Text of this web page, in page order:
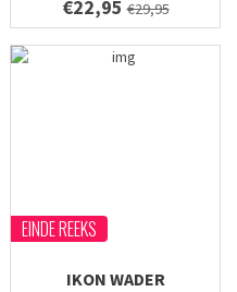
€22,95 €29,95
EINDE REEKS
IKON WADER